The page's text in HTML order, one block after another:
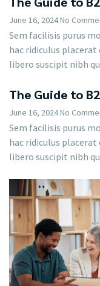
June 16, 2024No
Sem facilisis purus
hac ridiculus placerat
libero suscipit nibh
The Guide to
June 16, 2024No
Sem facilisis purus
hac ridiculus placerat
libero suscipit nibh